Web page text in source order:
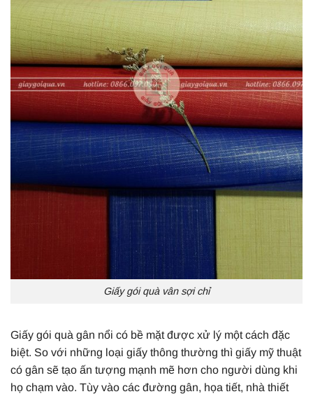
Giấy gói quà vân sợi chỉ
Giấy gói quà gân nổi có bề mặt được xử lý một cách đặc
biệt. So với những loại giấy thông thường thì giấy mỹ thuật
có gân sẽ tạo ấn tượng mạnh mẽ hơn cho người dùng khi
họ chạm vào. Tùy vào các đường gân, họa tiết, nhà thiết